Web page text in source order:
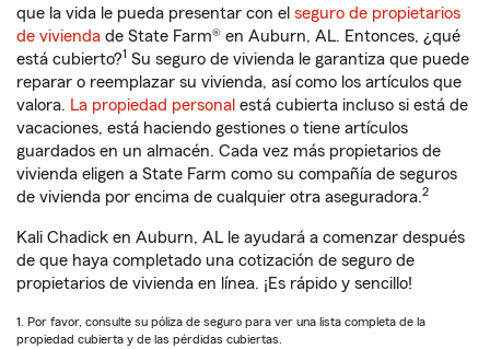
que la vida le pueda presentar con el seguro de propietarios
de vivienda de State Farm® en Auburn, AL. Entonces, ¿qué
está cubierto?1 Su seguro de vivienda le garantiza que puede
reparar o reemplazar su vivienda, así como los artículos que
valora. La propiedad personal está cubierta incluso si está de
vacaciones, está haciendo gestiones o tiene artículos
guardados en un almacén. Cada vez más propietarios de
vivienda eligen a State Farm como su compañía de seguros
de vivienda por encima de cualquier otra aseguradora.2
Kali Chadick en Auburn, AL le ayudará a comenzar después
de que haya completado una cotización de seguro de
propietarios de vivienda en línea. ¡Es rápido y sencillo!
1. Por favor, consulte su póliza de seguro para ver una lista completa de la
propiedad cubierta y de las pérdidas cubiertas.